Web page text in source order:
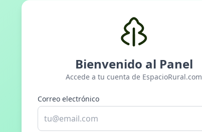
Bienvenido al Panel
Accede a tu cuenta de EspacioRural.com
Correo electrónico